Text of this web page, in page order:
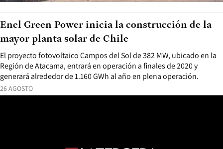
26 AGOSTO
El proyecto fotovoltaico Campos del Sol de 382 MW, ubicado en la
Región de Atacama, entrará en operación a finales de 2020 y
generará alrededor de 1.160 GWh al año en plena operación.
Enel Green Power inicia la construcción de la
mayor planta solar de Chile